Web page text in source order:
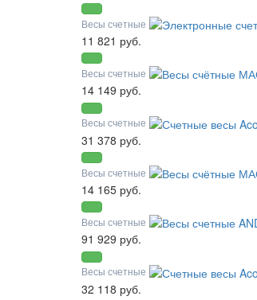
Весы счетные
11 821 руб.
Весы счетные
14 149 руб.
Весы счетные
31 378 руб.
Весы счетные
14 165 руб.
Весы счетные
91 929 руб.
Весы счетные
32 118 руб.